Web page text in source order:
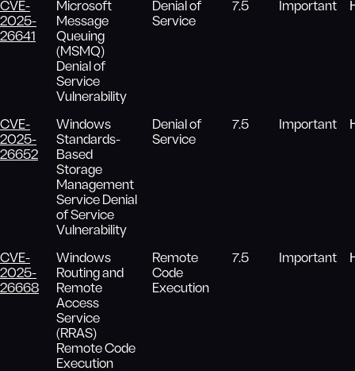
CVE-
2025-
26641
Microsoft
Message
Queuing
(MSMQ)
Denial of
Service
Vulnerability
Denial of
Service
7.5 Important
CVE-
2025-
26652
Windows
Standards-
Based
Storage
Management
Service Denial
of Service
Vulnerability
Denial of
Service
7.5 Important
CVE-
2025-
26668
Windows
Routing and
Remote
Access
Service
(RRAS)
Remote Code
Execution
Remote
Code
Execution
7.5 Important